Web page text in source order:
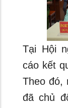
Tại Hội
cáo kết
Theo đó,
đã chủ